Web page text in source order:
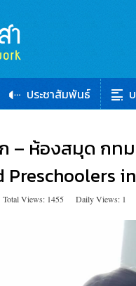
ประชาสัมพันธ์
ห้องสมุด กทม
Total Views: 1455 Daily Views: 1